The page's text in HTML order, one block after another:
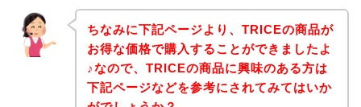
ちなみに下記ページより、TRICEの商品が
お得な価格で購入することができましたよ
♪なので、TRICEの商品に興味のある方は
下記ページなどを参考にされてみてはいか